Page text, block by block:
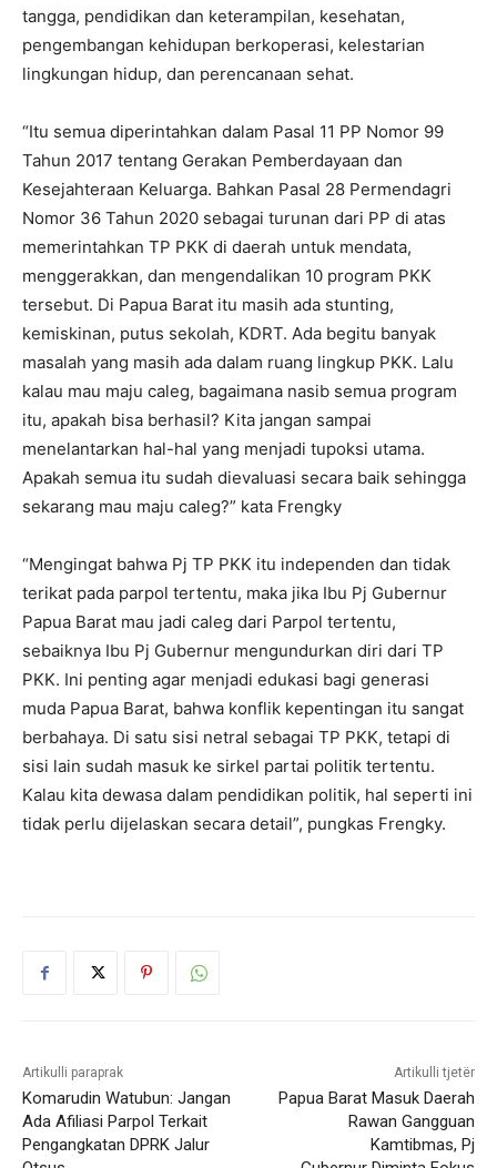
tangga, pendidikan dan keterampilan, kesehatan,
pengembangan kehidupan berkoperasi, kelestarian
lingkungan hidup, dan perencanaan sehat.
“Itu semua diperintahkan dalam Pasal 11 PP Nomor 99
Tahun 2017 tentang Gerakan Pemberdayaan dan
Kesejahteraan Keluarga. Bahkan Pasal 28 Permendagri
Nomor 36 Tahun 2020 sebagai turunan dari PP di atas
memerintahkan TP PKK di daerah untuk mendata,
menggerakkan, dan mengendalikan 10 program PKK
tersebut. Di Papua Barat itu masih ada stunting,
kemiskinan, putus sekolah, KDRT. Ada begitu banyak
masalah yang masih ada dalam ruang lingkup PKK. Lalu
kalau mau maju caleg, bagaimana nasib semua program
itu, apakah bisa berhasil? Kita jangan sampai
menelantarkan hal-hal yang menjadi tupoksi utama.
Apakah semua itu sudah dievaluasi secara baik sehingga
sekarang mau maju caleg?” kata Frengky
“Mengingat bahwa Pj TP PKK itu independen dan tidak
terikat pada parpol tertentu, maka jika Ibu Pj Gubernur
Papua Barat mau jadi caleg dari Parpol tertentu,
sebaiknya Ibu Pj Gubernur mengundurkan diri dari TP
PKK. Ini penting agar menjadi edukasi bagi generasi
muda Papua Barat, bahwa konflik kepentingan itu sangat
berbahaya. Di satu sisi netral sebagai TP PKK, tetapi di
sisi lain sudah masuk ke sirkel partai politik tertentu.
Kalau kita dewasa dalam pendidikan politik, hal seperti ini
tidak perlu dijelaskan secara detail”, pungkas Frengky.
Artikulli paraprak
Komarudin Watubun: Jangan
Ada Afiliasi Parpol Terkait
Pengangkatan DPRK Jalur
Artikulli tjetër
Papua Barat Masuk Daerah
Rawan Gangguan
Kamtibmas, Pj